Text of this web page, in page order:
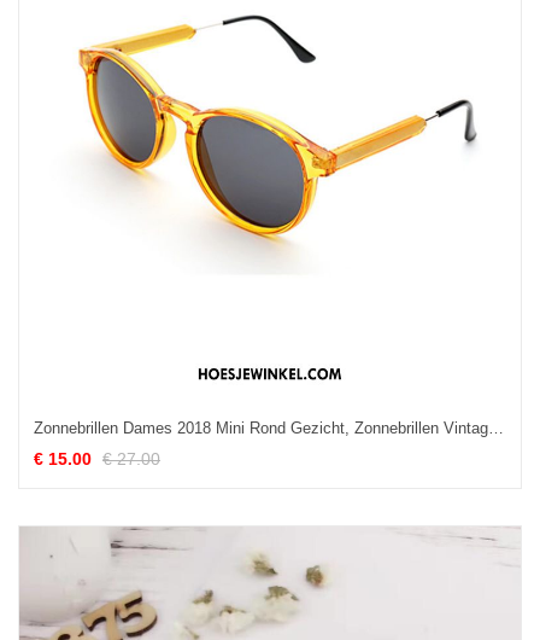
Zonnebrillen Dames 2018 Mini Rond Gezicht, Zonnebrillen Vintage Zonnebril Rot
€ 15.00 € 27.00